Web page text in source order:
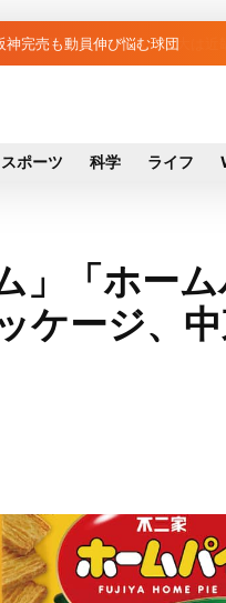
完売も動員伸び悩む球団
スポーツ 科学 ライフ
「ホーム
ケージ、